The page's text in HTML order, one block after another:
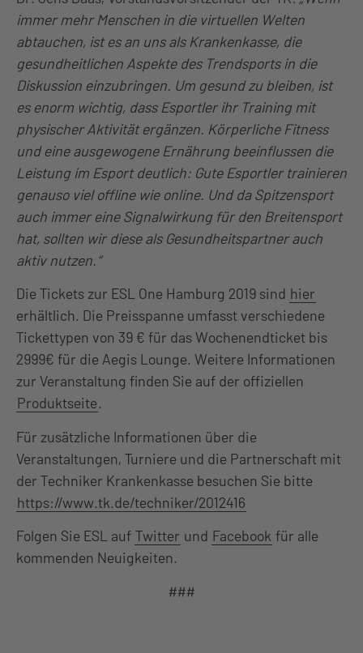
immer mehr Menschen in die virtuellen Welten
abtauchen, ist es an uns als Krankenkasse, die
gesundheitlichen Aspekte des Trendsports in die
Diskussion einzubringen. Um gesund zu bleiben, ist
es enorm wichtig, dass Esportler ihr Training mit
physischer Aktivität ergänzen. Körperliche Fitness
und eine ausgewogene Ernährung beeinflussen die
Leistung im Esport deutlich: Gute Esportler trainieren
genauso viel offline wie online. Und da Spitzensport
auch immer eine Signalwirkung für den Breitensport
hat, sollten wir diese als Gesundheitspartner auch
aktiv nutzen.“
Die Tickets zur ESL One Hamburg 2019 sind hier
erhältlich. Die Preisspanne umfasst verschiedene
Tickettypen von 39 € für das Wochenendticket bis
2999€ für die Aegis Lounge. Weitere Informationen
zur Veranstaltung finden Sie auf der offiziellen
Produktseite.
Für zusätzliche Informationen über die
Veranstaltungen, Turniere und die Partnerschaft mit
der Techniker Krankenkasse besuchen Sie bitte
https://www.tk.de/techniker/2012416
Folgen Sie ESL auf Twitter und Facebook für alle
kommenden Neuigkeiten.
###